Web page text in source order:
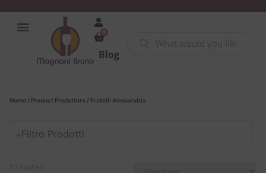
0
Blog
Home / Product Produttore / Fratelli Alessandria
Filtro Prodotti